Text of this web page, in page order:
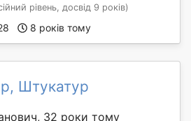
рівень, досвід 9 років)
8 років тому
Штукатур
32 роки тому